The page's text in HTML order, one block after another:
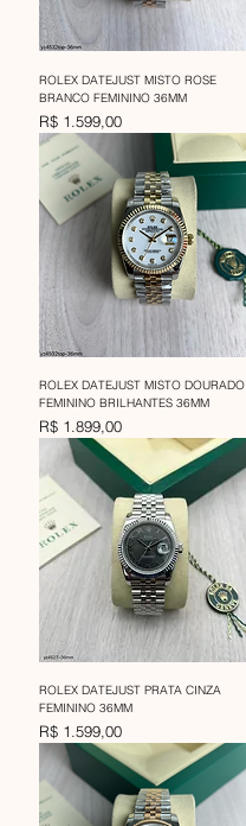
ROLEX DATEJUST MISTO ROSE
BRANCO FEMININO 36MM
Preço
R$ 1.599,00
ROLEX DATEJUST MISTO DOURADO
FEMININO BRILHANTES 36MM
Preço
R$ 1.899,00
ROLEX DATEJUST PRATA CINZA
FEMININO 36MM
Preço
R$ 1.599,00